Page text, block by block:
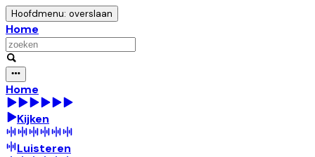
Hoofdmenu: overslaan
Home
Home
Kijken
Luisteren